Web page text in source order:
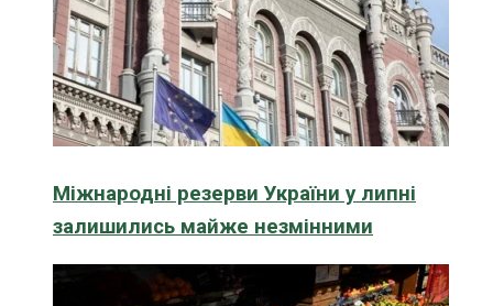
Міжнародні резерви України у липні
залишились майже незмінними